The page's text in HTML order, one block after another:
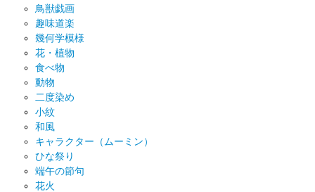
鳥獣戯画
趣味道楽
幾何学模様
花・植物
食べ物
動物
二度染め
小紋
和風
キャラクター（ムーミン）
ひな祭り
端午の節句
花火